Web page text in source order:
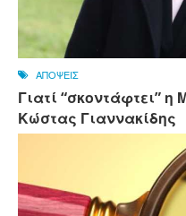
ΑΠΟΨΕΙΣ
Γιατί “σκοντάφτει”
Κώστας Γιαννακίδης